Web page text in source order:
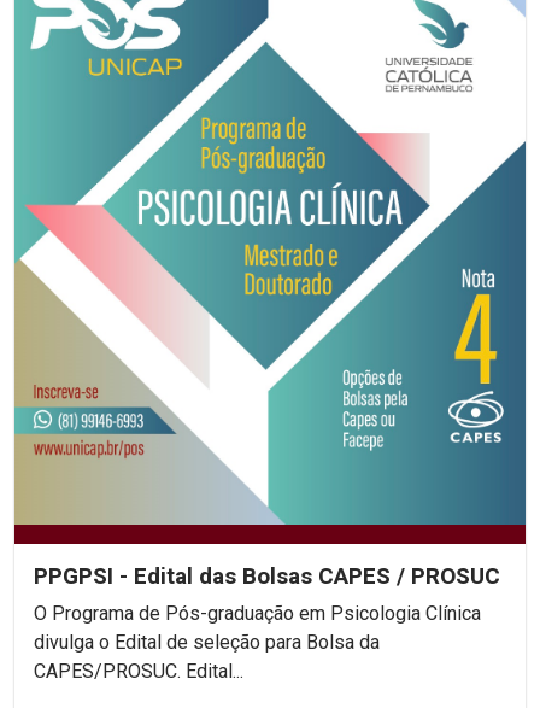
PPGPSI - Edital das Bolsas CAPES / PROSUC
O Programa de Pós-graduação em Psicologia Clínica
divulga o Edital de seleção para Bolsa da
CAPES/PROSUC. Edital...